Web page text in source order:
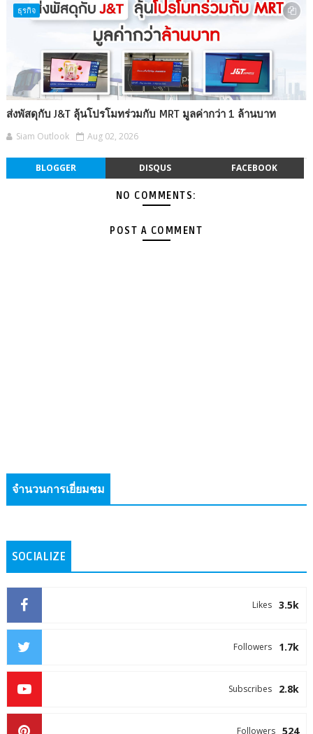
ธุรกิจ
ส่งพัสดุกับ J&T ลุ้นโปรโมทร่วมกับ MRT มูลค่ากว่า 1 ล้านบาท
Siam Outlook Aug 02, 2026
BLOGGER DISQUS FACEBOOK
NO COMMENTS:
POST A COMMENT
จำนวนการเยี่ยมชม
SOCIALIZE
3.5k
Likes
1.7k
Followers
2.8k
Subscribes
524
Followers